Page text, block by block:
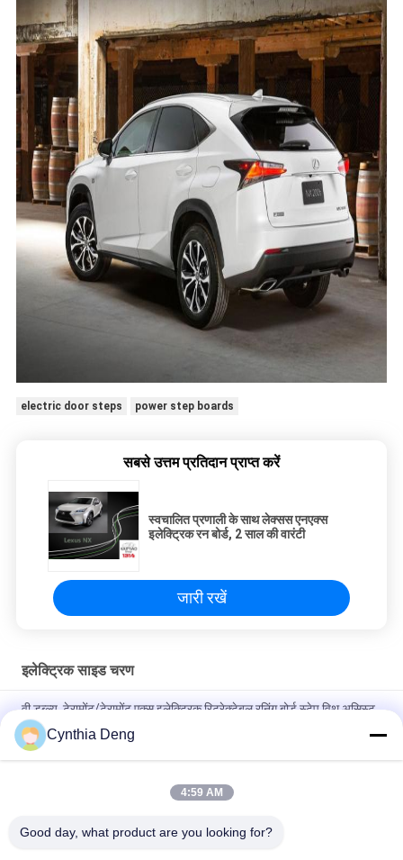
electric door steps power step boards
सबसे उत्तम प्रतिदान प्राप्त करें
स्वचालित प्रणाली के साथ लेक्सस एनएक्स
इलेक्ट्रिक रन बोर्ड, 2 साल की वारंटी
जारी रखें
इलेक्ट्रिक साइड चरण
वी.डब्ल्यू. टेरामोंट/टेरामोंट एक्स इलेक्ट्रिक रिट्रेक्टेबल रनिंग बोर्ड स्टेप विथ असिस्ट
फुल ऑटोमैटिक
निसान नवरा के लिए स्वचालित विस्तार इलेक्ट्रिक साइड रनिंग बोर्ड सिस्टम
होंडा सीआर - वी इलेक्ट्रिक साइड चरण, एंटी स्किड ऑटो रिट्रैक्टेबल पावर लिफ्ट
Cynthia Deng
4:59 AM
Good day, what product are you looking for?